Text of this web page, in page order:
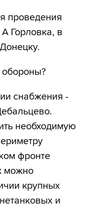
проведения
Горловка, в
снабжения -
необходимую
фронте
можно
крупных
и